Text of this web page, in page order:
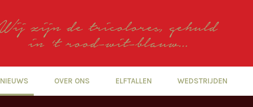
NIEUWS OVER ONS ELFTALLEN WEDSTRIJDEN